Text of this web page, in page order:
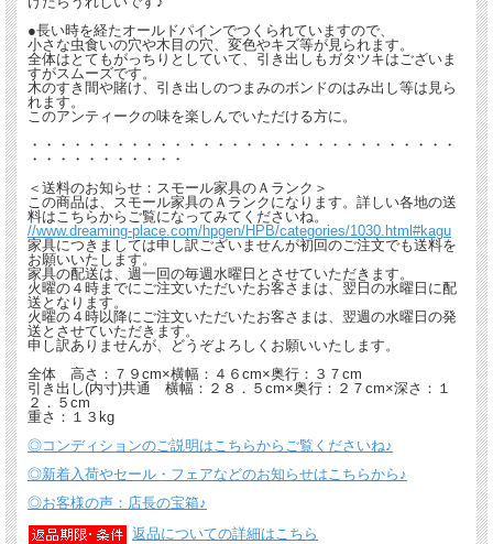
●長い時を経たオールドパインでつくられていますので、
小さな虫食いの穴や木目の穴、変色やキズ等が見られます。
全体はとてもがっちりとしていて、引き出しもガタツキはございま
すがスムーズです。
木のすき間や賭け、引き出しのつまみのボンドのはみ出し等は見ら
れます。
このアンティークの味を楽しんでいただける方に。
・・・・・・・・・・・・・・・・・・・・・・・・・・・・・・
・・・・・・・・・・・
＜送料のお知らせ：スモール家具のＡランク＞
この商品は、スモール家具のＡランクになります。詳しい各地の送
料はこちらからご覧になってみてくださいね。
//www.dreaming-place.com/hpgen/HPB/categories/1030.html#kagu
家具につきましては申し訳ございませんが初回のご注文でも送料を
お願いいたします。
家具の配送は、週一回の毎週水曜日とさせていただきます。
火曜の４時までにご注文いただいたお客さまは、翌日の水曜日に配
送となります。
火曜の４時以降にご注文いただいたお客さまは、翌週の水曜日の発
送とさせていただきます。
申し訳ありませんが、どうぞよろしくお願いいたします。
全体 高さ：７９cm×横幅：４６cm×奥行：３７cm
引き出し(内寸)共通 横幅：２８．５cm×奥行：２７cm×深さ：１
２．５cm
重さ：１３kg
◎コンディションのご説明はこちらからご覧くださいね♪
◎新着入荷やセール・フェアなどのお知らせはこちらから♪
◎お客様の声：店長の宝箱♪
返品についての詳細はこちら